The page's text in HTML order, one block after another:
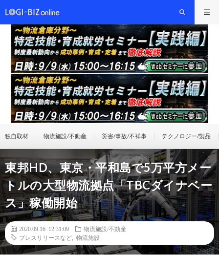
独自取材 物流施設/不動産 災害/事故/不祥事 テクノロジー/製品
東邦HD、東京・平和島で5万平方メー
トルの大型物流拠点「TBCダイナベー
ス」稼働開始
2020.09.16 12:31:09
物流施設/不動産
プレスリリースなど
物流施設